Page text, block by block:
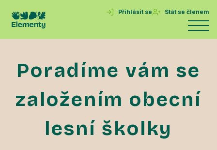
Přihlásit se Stát se členem
Poradíme vám se
založením obecní
lesní školky